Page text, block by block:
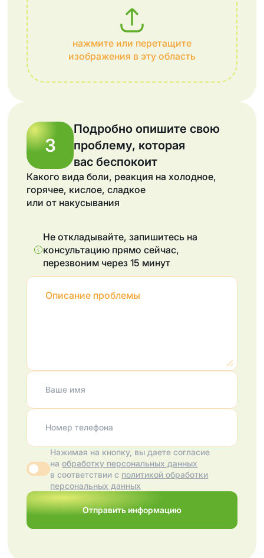
нажмите или перетащите
изображения в эту область
3
Подробно опишите свою
проблему, которая
вас беспокоит
Какого вида боли, реакция на холодное,
горячее, кислое, сладкое
или от накусывания
Не откладывайте, запишитесь на
консультацию прямо сейчас,
перезвоним через 15 минут
Описание проблемы
Ваше имя
Номер телефона
Нажимая на кнопку, вы даете согласие
наобработку персональных данных
в соответствии с политикой обработки
персональных данных
Отправить информацию